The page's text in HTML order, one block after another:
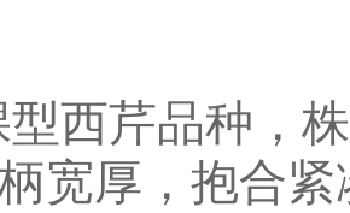
西芹品种，
宽厚，抱合